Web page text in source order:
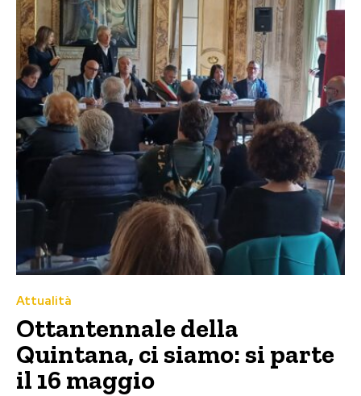
Attualità
Ottantennale della
Quintana, ci siamo: si parte
il 16 maggio